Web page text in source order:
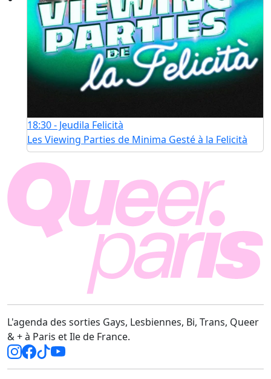
18:30 - Jeudila Felicità
Les Viewing Parties de Minima Gesté à la Felicità
L'agenda des sorties Gays, Lesbiennes, Bi, Trans, Queer
& + à Paris et Ile de France.